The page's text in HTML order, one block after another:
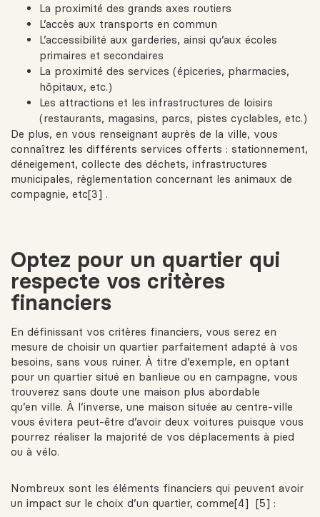
La proximité des grands axes routiers
L’accès aux transports en commun
L’accessibilité aux garderies, ainsi qu’aux écoles
primaires et secondaires
La proximité des services (épiceries, pharmacies,
hôpitaux, etc.)
Les attractions et les infrastructures de loisirs
(restaurants, magasins, parcs, pistes cyclables, etc.)
De plus, en vous renseignant auprès de la ville, vous
connaîtrez les différents services offerts : stationnement,
déneigement, collecte des déchets, infrastructures
municipales, règlementation concernant les animaux de
compagnie, etc[3] .
Optez pour un quartier qui
respecte vos critères
financiers
En définissant vos critères financiers, vous serez en
mesure de choisir un quartier parfaitement adapté à vos
besoins, sans vous ruiner. À titre d’exemple, en optant
pour un quartier situé en banlieue ou en campagne, vous
trouverez sans doute une maison plus abordable
qu’en ville. À l’inverse, une maison située au centre-ville
vous évitera peut-être d’avoir deux voitures puisque vous
pourrez réaliser la majorité de vos déplacements à pied
ou à vélo.
Nombreux sont les éléments financiers qui peuvent avoir
un impact sur le choix d’un quartier, comme[4] [5] :